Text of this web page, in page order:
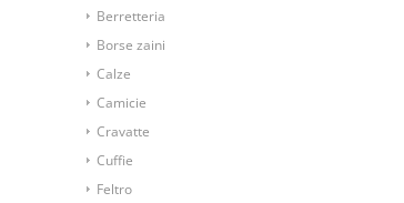
Berretteria
Borse zaini
Calze
Camicie
Cravatte
Cuffie
Feltro